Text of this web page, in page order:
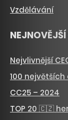
Vzdělávání
Nejvlivnější
100 největších
CC25 – 2024
TOP 20 🇨🇿